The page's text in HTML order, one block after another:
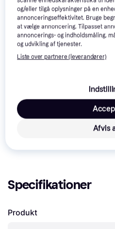
Westin W2 Powercast
Travel 8 3 Inch 4 Delt
870 kr.
999 kr.
Eller 3
333 kr.
Læs om produktet
. Det er
hos 1 butik.
Sammenlign:
Savage Gear Fiskegrej
Specifikationer
Produkt
og/eller tilgå oplysninger på en
annonceringseffektivitet. Bruge
at vælge annoncering. Tilpasset
annoncerings- og indholdsmåling,
og udvikling af tjenester.
Liste over partnere (leverandører)
Afvis